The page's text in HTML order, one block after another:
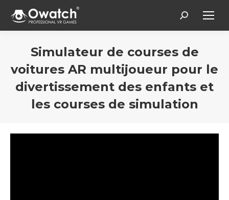
Search:
Simulateur de courses de
voitures AR multijoueur pour le
divertissement des enfants et
les courses de simulation